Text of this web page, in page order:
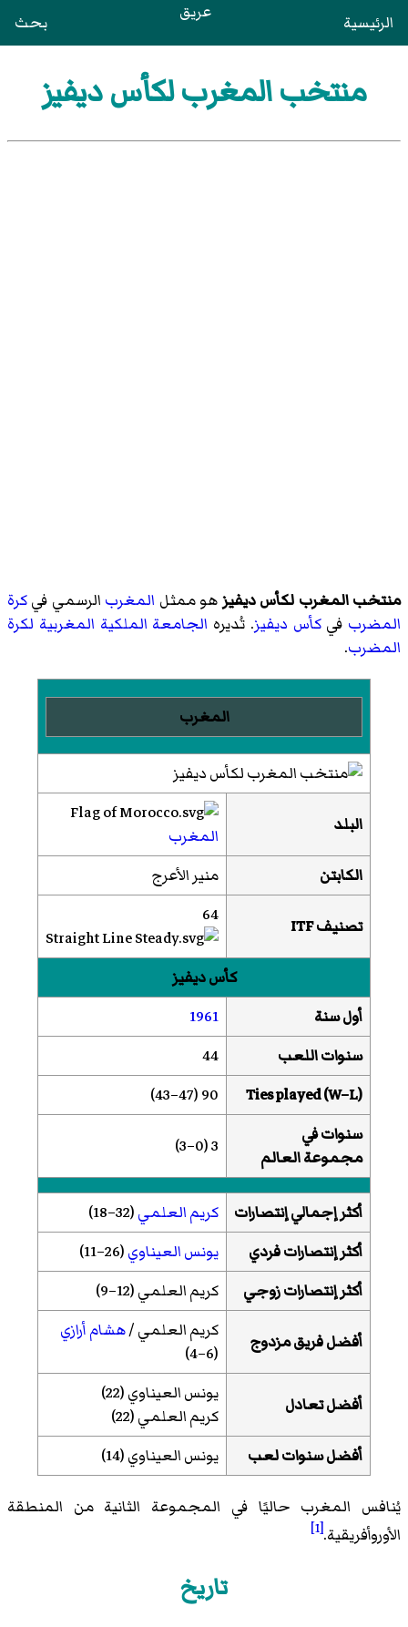
الرئيسية عريق بحث
منتخب المغرب لكأس ديفيز
منتخب المغرب لكأس ديفيزهو ممثل المغرب الرسمي فيكرة
المضرب فيكأس ديفيز. تُديره الجامعة الملكية المغربية لكرة
المضرب.
المغرب
البلد
المغرب
الكابتن
منير الأعرج
تصنيف ITF 64
كأس ديفيز
أول سنة
1961
سنوات اللعب
44
Ties played (W–L)
90 (47–43)
سنوات في
مجموعة العالم
3 (0–3)
أكثر إجمالي إنتصارات كريم العلمي(32–18)
أكثر إنتصارات فردي
يونس العيناوي(26–11)
أكثر إنتصارات زوجي
كريم العلمي (12–9)
أفضل فريق مزدوج كريم العلمي /هشام أرازي
(6–4)
أفضل تعادل
يونس العيناوي (22)
كريم العلمي (22)
أفضل سنوات لعب
يونس العيناوي (14)
يُنافس المغرب حاليًا في المجموعة الثانية من المنطقة
الأوروأفريقية.[1]
تاريخ